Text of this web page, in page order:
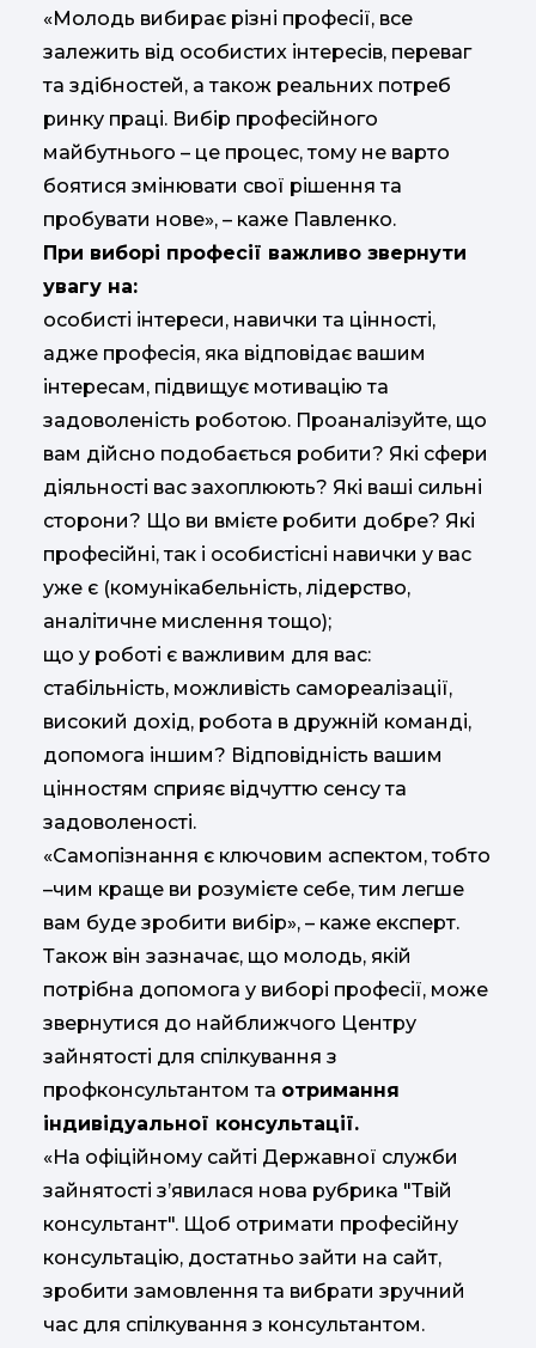
«Молодь вибирає різні професії, все
залежить від особистих інтересів, переваг
та здібностей, а також реальних потреб
ринку праці. Вибір професійного
майбутнього – це процес, тому не варто
боятися змінювати свої рішення та
пробувати нове», – каже Павленко.
При виборі професії важливо звернути
увагу на:
особисті інтереси, навички та цінності,
адже професія, яка відповідає вашим
інтересам, підвищує мотивацію та
задоволеність роботою. Проаналізуйте, що
вам дійсно подобається робити? Які сфери
діяльності вас захоплюють? Які ваші сильні
сторони? Що ви вмієте робити добре? Які
професійні, так і особистісні навички у вас
уже є (комунікабельність, лідерство,
аналітичне мислення тощо);
що у роботі є важливим для вас:
стабільність, можливість самореалізації,
високий дохід, робота в дружній команді,
допомога іншим? Відповідність вашим
цінностям сприяє відчуттю сенсу та
задоволеності.
«Самопізнання є ключовим аспектом, тобто
–чим краще ви розумієте себе, тим легше
вам буде зробити вибір», – каже експерт.
Також він зазначає, що молодь, якій
потрібна допомога у виборі професії, може
звернутися до найближчого Центру
зайнятості для спілкування з
профконсультантом та отримання
індивідуальної консультації.
«На офіційному сайті Державної служби
зайнятості з’явилася нова рубрика "Твій
консультант". Щоб отримати професійну
консультацію, достатньо зайти на сайт,
зробити замовлення та вибрати зручний
час для спілкування з консультантом.